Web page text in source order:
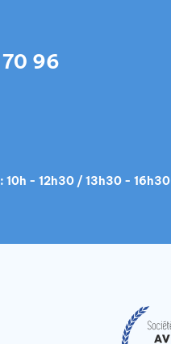
96
10h - 12h30 / 13h30 - 16h30